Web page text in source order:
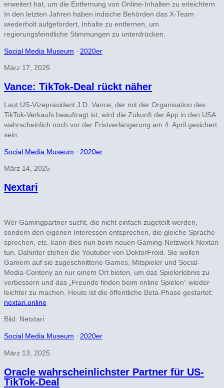
erweitert hat, um die Entfernung von Online-Inhalten zu erleichtern.
In den letzten Jahren haben indische Behörden das X-Team
wiederholt aufgefordert, Inhalte zu entfernen, um
regierungsfeindliche Stimmungen zu unterdrücken.
Social Media Museum ⋅ 2020er
März 17, 2025
Vance: TikTok-Deal rückt näher
Laut US-Vizepräsident J.D. Vance, der mit der Organisation des
TikTok-Verkaufs beauftragt ist, wird die Zukunft der App in den USA
wahrscheinlich noch vor der Fristverlängerung am 4. April gesichert
sein.
Social Media Museum ⋅ 2020er
März 14, 2025
Nextari
Wer Gamingpartner sucht, die nicht einfach zugeteilt werden,
sondern den eigenen Interessen entsprechen, die gleiche Sprache
sprechen, etc. kann dies nun beim neuen Gaming-Netzwerk Nextari
tun. Dahinter stehen die Youtuber von DoktorFroid. Sie wollen
Gamern auf sie zugeschnittene Games, Mitspieler und Social-
Media-Conteny an nur einem Ort bieten, um das Spielerlebnis zu
verbessern und das „Freunde finden beim online Spielen“ wieder
leichter zu machen. Heute ist die öffentliche Beta-Phase gestartet:
nextari.online
Bild: Netxtari
Social Media Museum ⋅ 2020er
März 13, 2025
Oracle wahrscheinlichster Partner für US-
TikTok-Deal